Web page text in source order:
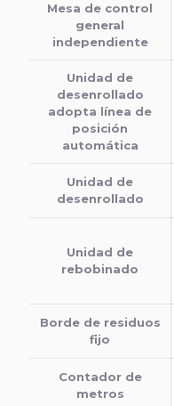
Mesa de control
general
independiente
Unidad de
desenrollado
adopta línea de
posición
automática
Unidad de
desenrollado
Unidad de
rebobinado
Borde de residuos
fijo
Contador de
metros